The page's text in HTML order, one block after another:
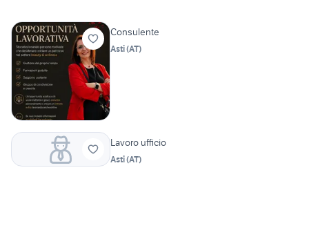
Consulente
Asti(AT)
Lavoro ufficio
Asti(AT)